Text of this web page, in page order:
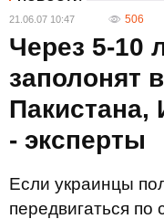
21.06.07 10:47 506
Через 5-10
заполонят
Пакистана,
- эксперты
Если украинцы
передвигаться по